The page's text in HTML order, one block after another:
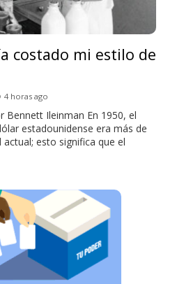
costado mi estilo de
4 horas ago
Bennett Ileinman En 1950, el
estadounidense era más de
esto significa que el